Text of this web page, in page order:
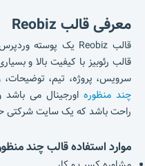
معرفی قالب Reobiz
قالب Reobiz یک پوسته وردپرس
قالب رئوبیز با کیفیت بالا و
سرویس، پروژه، تیم، توضیحات،
چند منظوره اورجینال می باشد
راحت باشد که یک سایت شرکتی
موارد استفاده قالب چند